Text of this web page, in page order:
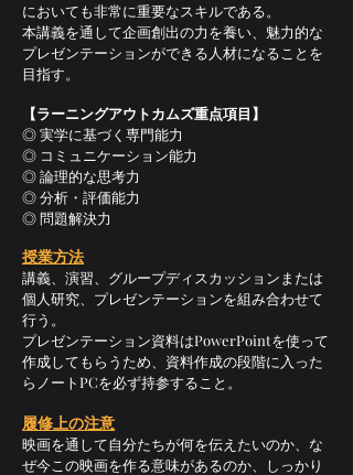
においても非常に重要なスキルである。
本講義を通して企画創出の力を養い、魅力的な
プレゼンテーションができる人材になることを
目指す。
【ラーニングアウトカムズ重点項目】
◎ 実学に基づく専門能力
◎ コミュニケーション能力
◎ 論理的な思考力
◎ 分析・評価能力
◎ 問題解決力
授業方法
講義、演習、グループディスカッションまたは
個人研究、プレゼンテーションを組み合わせて
行う。
プレゼンテーション資料はPowerPointを使って
作成してもらうため、資料作成の段階に入った
らノートPCを必ず持参すること。
履修上の注意
映画を通して自分たちが何を伝えたいのか、な
ぜ今この映画を作る意味があるのか、しっかり